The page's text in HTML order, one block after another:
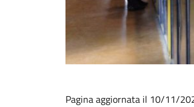
Pagina aggiornata il 10/11/